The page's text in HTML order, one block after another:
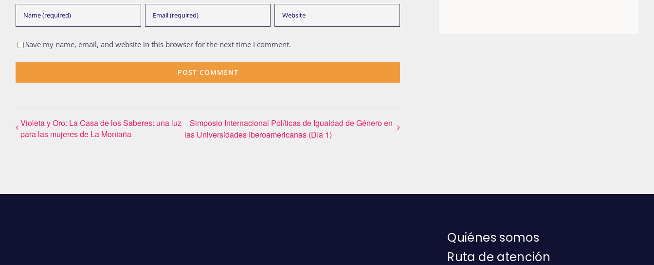
Save my name, email, and website in this browser for the next time I comment.
Violeta y Oro: La Casa de los Saberes: una luz
para las mujeres de La Montaña
Simposio Internacional Políticas de Igualdad de Género en
las Universidades Iberoamericanas (Día 1)
Quiénes somos
Ruta de atención